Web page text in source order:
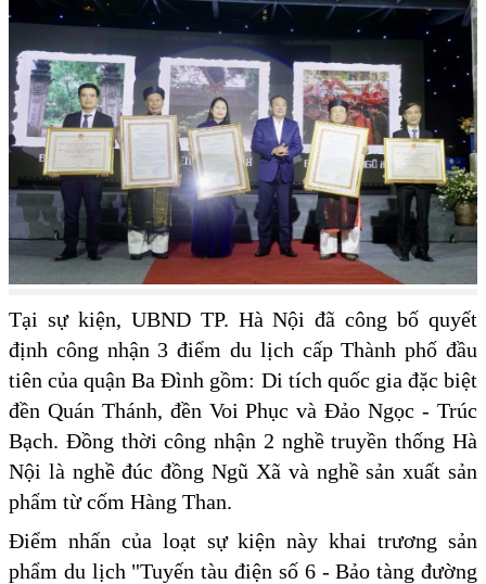
Tại sự kiện, UBND TP. Hà Nội đã công bố quyết
định công nhận 3 điểm du lịch cấp Thành phố đầu
tiên của quận Ba Đình gồm: Di tích quốc gia đặc biệt
đền Quán Thánh, đền Voi Phục và Đảo Ngọc - Trúc
Bạch. Đồng thời công nhận 2 nghề truyền thống Hà
Nội là nghề đúc đồng Ngũ Xã và nghề sản xuất sản
phẩm từ cốm Hàng Than.
Điểm nhấn của loạt sự kiện này khai trương sản
phẩm du lịch "Tuyến tàu điện số 6 - Bảo tàng đường